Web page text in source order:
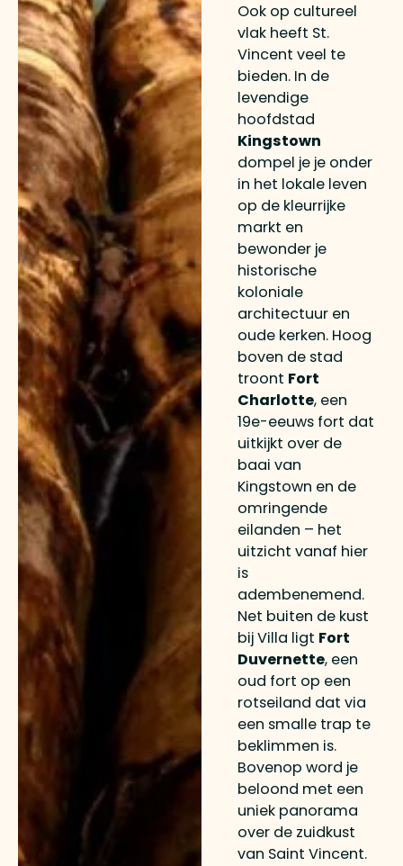
Ook op cultureel
vlak heeft St.
Vincent veel te
bieden. In de
levendige
hoofdstad
Kingstown
dompel je je onder
in het lokale leven
op de kleurrijke
markt en
bewonder je
historische
koloniale
architectuur en
oude kerken. Hoog
boven de stad
troont Fort
Charlotte, een
19e-eeuws fort dat
uitkijkt over de
baai van
Kingstown en de
omringende
eilanden – het
uitzicht vanaf hier
is
adembenemend.
Net buiten de kust
bij Villa ligt Fort
Duvernette, een
oud fort op een
rotseiland dat via
een smalle trap te
beklimmen is.
Bovenop word je
beloond met een
uniek panorama
over de zuidkust
van Saint Vincent.